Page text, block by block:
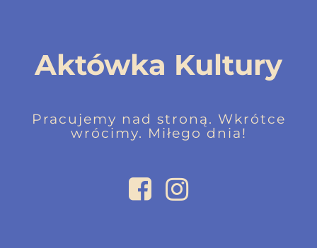
Aktówka Kultury
Pracujemy nad stroną. Wkrótce
wrócimy. Miłego dnia!